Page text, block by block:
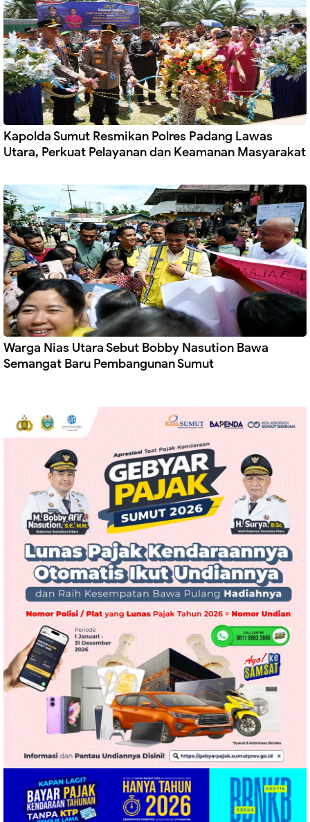
Kapolda Sumut Resmikan Polres Padang Lawas
Utara, Perkuat Pelayanan dan Keamanan Masyarakat
Warga Nias Utara Sebut Bobby Nasution Bawa
Semangat Baru Pembangunan Sumut